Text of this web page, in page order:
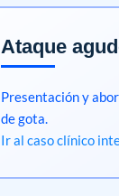
Ataque
Presentación y
de gota.
Ir al caso clínico